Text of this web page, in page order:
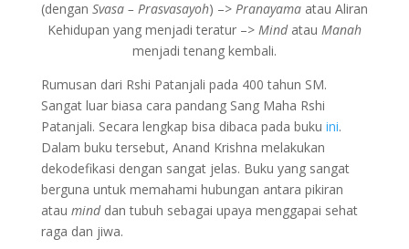
(dengan Svasa – Prasvasayoh) –> Pranayamaatau Aliran
Kehidupan yang menjadi teratur –> Mind atau Manah
menjadi tenang kembali.
Rumusan dari Rshi Patanjali pada 400 tahun SM.
Sangat luar biasa cara pandang Sang Maha Rshi
Patanjali. Secara lengkap bisa dibaca pada buku ini.
Dalam buku tersebut, Anand Krishna melakukan
dekodefikasi dengan sangat jelas. Buku yang sangat
berguna untuk memahami hubungan antara pikiran
atau minddan tubuh sebagai upaya menggapai sehat
raga dan jiwa.